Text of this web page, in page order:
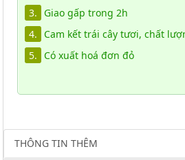
3.
Giao gấp trong 2h
4.
Cam kết trái cây tươi, chất
5.
Có xuất hoá đơn đỏ
THÔNG TIN THÊM